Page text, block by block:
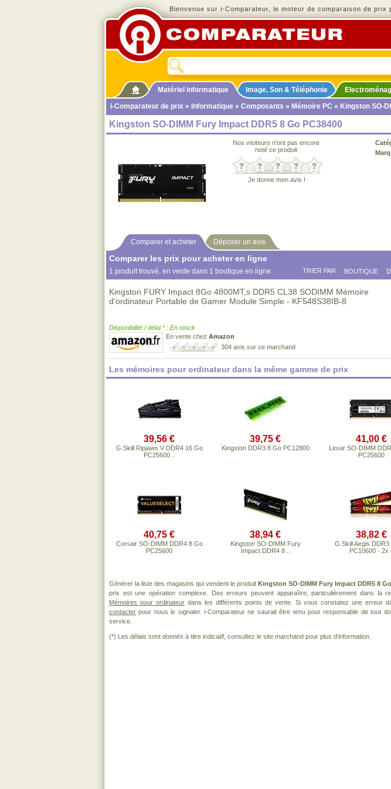
Bienvenue sur i-Comparateur, le moteur de comparaison de prix
Matériel informatique Image, Son & Téléphonie
i-Comparateur de prix » Informatique » Composants » Mémoire PC » Kingston SO-
Kingston SO-DIMM Fury Impact DDR5 8 Go PC38400
Nos visiteurs n'ont pas encore
noté ce produit
Je donne mon avis !
Comparer et acheter Déposer un avis
Comparer les prix pour acheter en ligne
1 produit trouvé, en vente dans 1 boutique en ligne. TRIER PAR : BOUTIQUE
Kingston FURY Impact 8Go 4800MT,s DDR5 CL38 SODIMM Mémoire
d’ordinateur Portable de Gamer Module Simple - KF548S38IB-8
Disponibilité / délai * : En stock
En vente chez Amazon
304 avis sur ce marchand
Les mémoires pour ordinateur dans la même gamme de prix
39,56 €
G.Skill Ripjaws V DDR4 16 Go
PC25600 ..
39,75 €
Kingston DDR3 8 Go PC12800
41,00 €
Lexar SO-DIMM
PC25600
40,75 €
Corsair SO-DIMM DDR4 8 Go
PC25600
38,94 €
Kingston SO-DIMM Fury
Impact DDR4 8 ..
38,82 €
G.Skill Aegis DDR3
PC10600 - 2x ..
Générer la liste des magasins qui vendent le produit Kingston SO-DIMM Fury Impact DDR5 8
prix est une opération complexe. Des erreurs peuvent apparaître, particulièrement dans la
Mémoires pour ordinateur dans les différents points de vente. Si vous constatez une erreur
contacter pour nous le signaler. i-Comparateur ne saurait être tenu pour responsable de tout
service.
(*) Les délais sont donnés à titre indicatif, consultez le site marchand pour plus d'information.